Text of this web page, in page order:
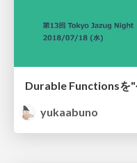
yukaabuno